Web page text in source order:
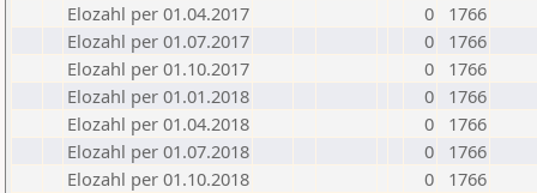
Elozahl per 01.04.2017
0
1766
Elozahl per 01.07.2017
0
1766
Elozahl per 01.10.2017
0
1766
Elozahl per 01.01.2018
0
1766
Elozahl per 01.04.2018
0
1766
Elozahl per 01.07.2018
0
1766
Elozahl per 01.10.2018
0
1766